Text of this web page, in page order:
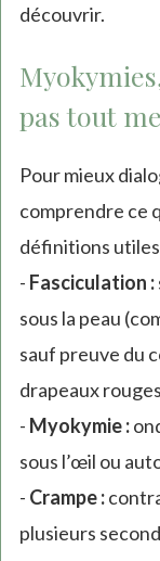
découvrir.
pas tout
Pour mieux
comprendre ce
définitions
- Fasciculation :
sous la peau
sauf preuve du
drapeaux
- Myokymie :
sous l’œil ou
- Crampe :
plusieurs